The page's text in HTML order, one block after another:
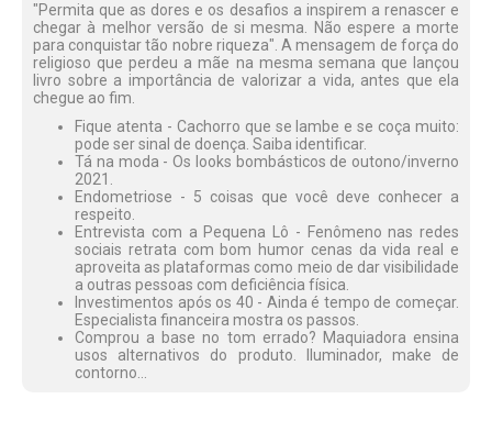
"Permita que as dores e os desafios a inspirem a renascer e
chegar à melhor versão de si mesma. Não espere a morte
para conquistar tão nobre riqueza". A mensagem de força do
religioso que perdeu a mãe na mesma semana que lançou
livro sobre a importância de valorizar a vida, antes que ela
chegue ao fim.
Fique atenta - Cachorro que se lambe e se coça muito:
pode ser sinal de doença. Saiba identificar.
Tá na moda - Os looks bombásticos de outono/inverno
2021.
Endometriose - 5 coisas que você deve conhecer a
respeito.
Entrevista com a Pequena Lô - Fenômeno nas redes
sociais retrata com bom humor cenas da vida real e
aproveita as plataformas como meio de dar visibilidade
a outras pessoas com deficiência física.
Investimentos após os 40 - Ainda é tempo de começar.
Especialista financeira mostra os passos.
Comprou a base no tom errado? Maquiadora ensina
usos alternativos do produto. Iluminador, make de
contorno...